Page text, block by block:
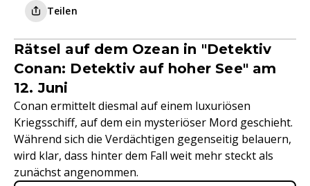
Teilen
Rätsel auf dem Ozean in "Detektiv
Conan: Detektiv auf hoher See" am
12. Juni
Conan ermittelt diesmal auf einem luxuriösen
Kriegsschiff, auf dem ein mysteriöser Mord geschieht.
Während sich die Verdächtigen gegenseitig belauern,
wird klar, dass hinter dem Fall weit mehr steckt als
zunächst angenommen.